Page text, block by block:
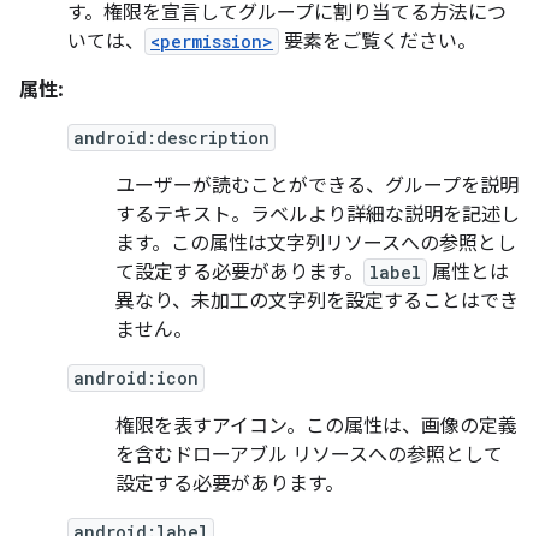
す。権限を宣言してグループに割り当てる方法につ
いては、
<permission> 要素をご覧ください。
属性:
android:description
ユーザーが読むことができる、グループを説明
するテキスト。ラベルより詳細な説明を記述し
ます。この属性は文字列リソースへの参照とし
て設定する必要があります。
label 属性とは
異なり、未加工の文字列を設定することはでき
ません。
android:icon
権限を表すアイコン。この属性は、画像の定義
を含むドローアブル リソースへの参照として
設定する必要があります。